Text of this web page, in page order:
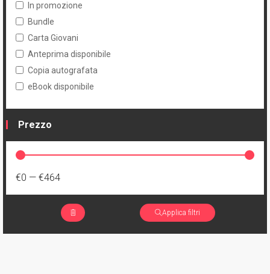
In promozione
Bundle
Carta Giovani
Anteprima disponibile
Copia autografata
eBook disponibile
Prezzo
€0 — €464
Applica filtri